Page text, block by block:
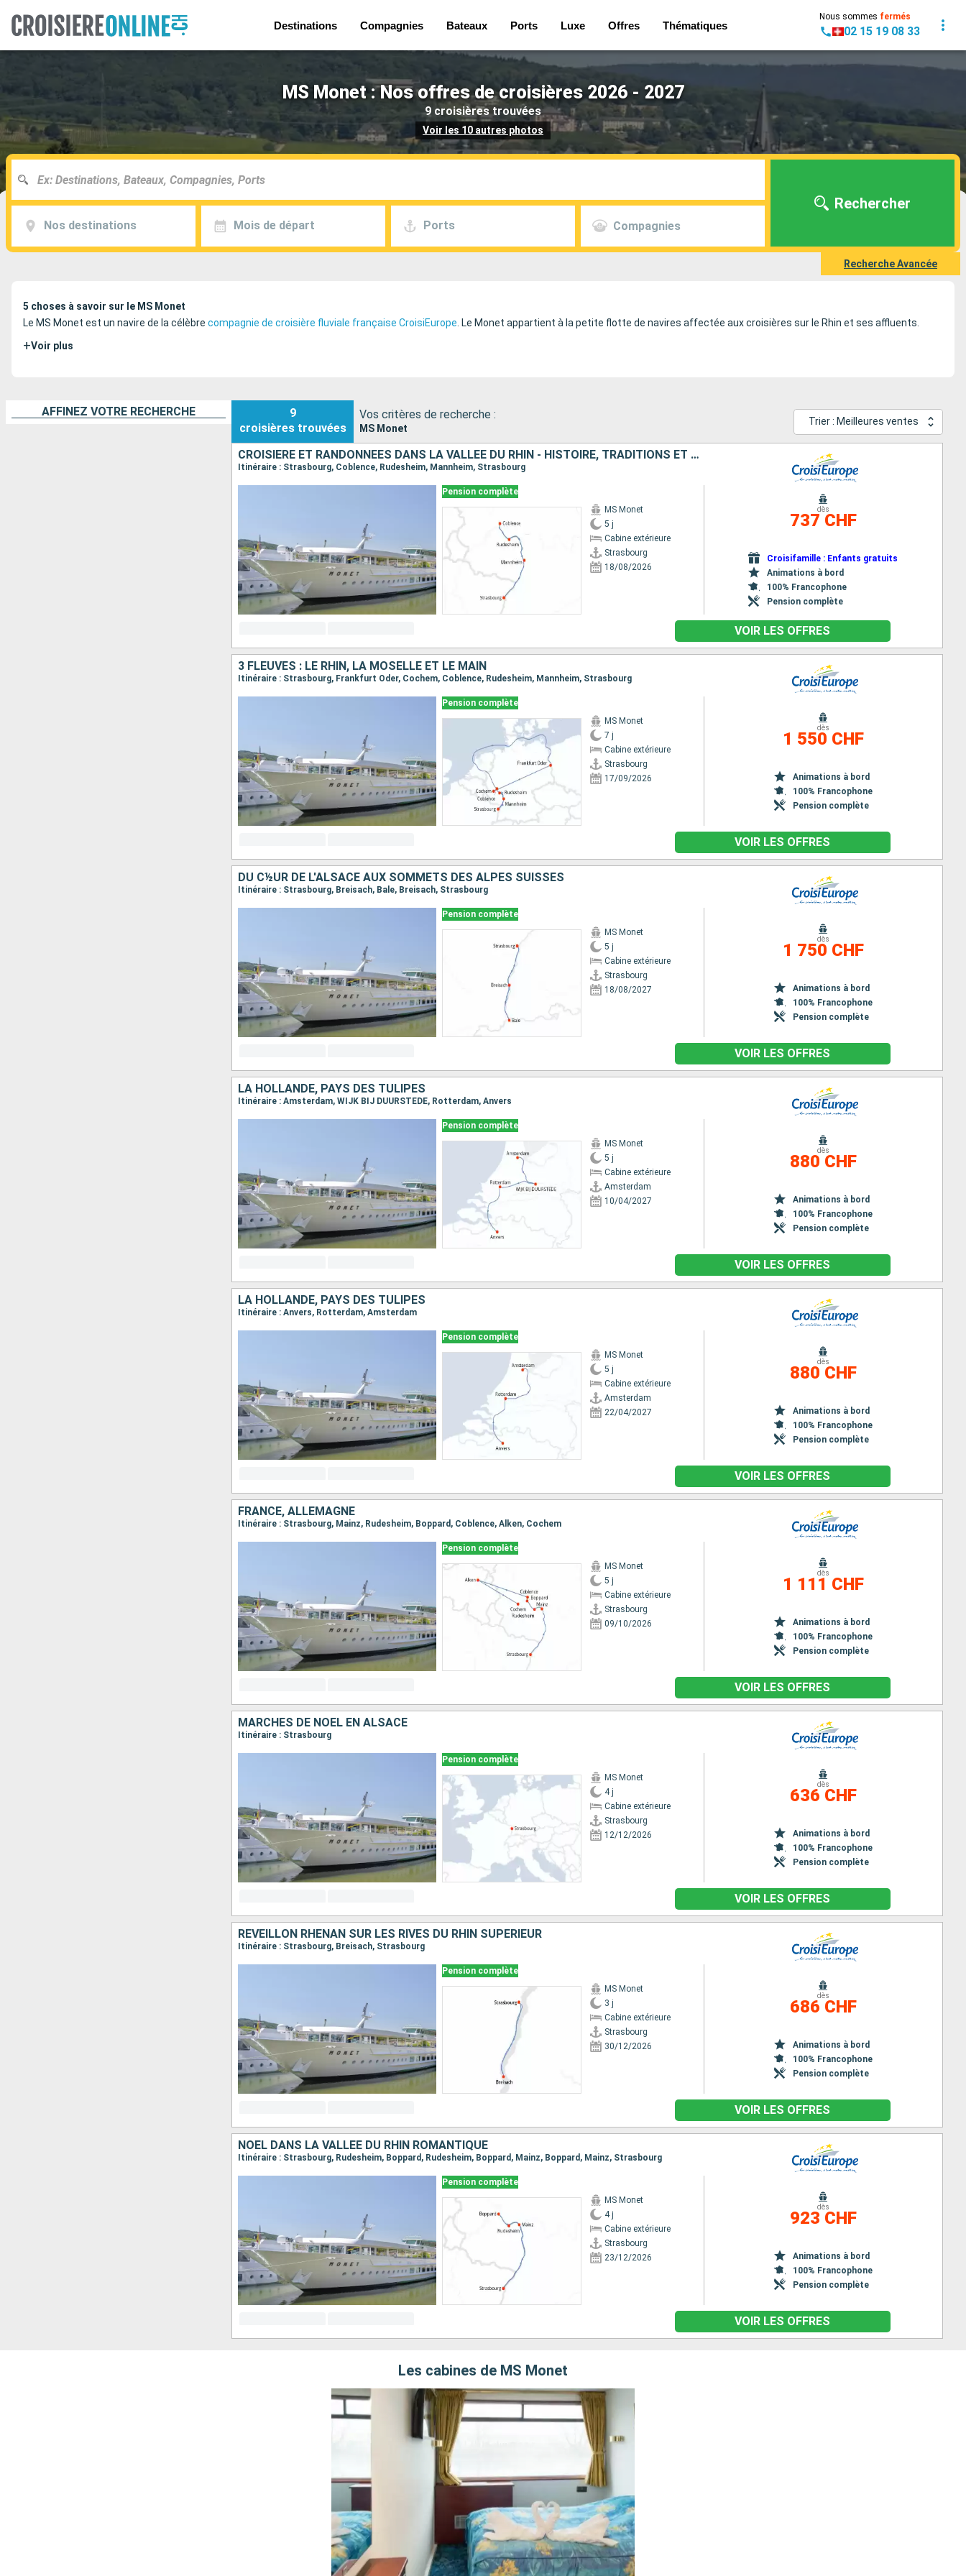
Destinations Compagnies Bateaux Ports Luxe Offres Thématiques
Nous sommes fermés
02 15 19 08 33
MS Monet : Nos offres de croisières 2026 - 2027
9 croisières trouvées
Voir les 10 autres photos
Nos destinations Mois de départ Ports Compagnies
Rechercher
Recherche Avancée
5 choses à savoir sur le MS Monet
Le MS Monet est un navire de la célèbre compagnie de croisière fluviale française CroisiEurope . Le Monet appartient à la petite flotte de navires affectée aux croisières sur le Rhin et ses affluents.
+Voir plus
AFFINEZ VOTRE RECHERCHE
9
croisières trouvées
Vos critères de recherche :
MS Monet
Trier : Meilleures ventes
CROISIÈRE ET RANDONNÉES DANS LA VALLÉE DU RHIN - HISTOIRE, TRADITIONS ET AMBIANCE RHÉNANE
Itinéraire : Strasbourg, Coblence, Rudesheim, Mannheim, Strasbourg
Pension complète
MS Monet
5 j
Cabine extérieure
Strasbourg
18/08/2026
dès
737 CHF
Croisifamille : Enfants gratuits
Animations à bord
100% Francophone
Pension complète
VOIR LES OFFRES
3 FLEUVES : LE RHIN, LA MOSELLE ET LE MAIN
Itinéraire : Strasbourg, Frankfurt Oder, Cochem, Coblence, Rudesheim, Mannheim, Strasbourg
Pension complète
MS Monet
7 j
Cabine extérieure
Strasbourg
17/09/2026
dès
1 550 CHF
Animations à bord
100% Francophone
Pension complète
VOIR LES OFFRES
DU C½UR DE L'ALSACE AUX SOMMETS DES ALPES SUISSES
Itinéraire : Strasbourg, Breisach, Bale, Breisach, Strasbourg
Pension complète
MS Monet
5 j
Cabine extérieure
Strasbourg
18/08/2027
dès
1 750 CHF
Animations à bord
100% Francophone
Pension complète
VOIR LES OFFRES
LA HOLLANDE, PAYS DES TULIPES
Itinéraire : Amsterdam, WIJK BIJ DUURSTEDE, Rotterdam, Anvers
Pension complète
MS Monet
5 j
Cabine extérieure
Amsterdam
10/04/2027
dès
880 CHF
Animations à bord
100% Francophone
Pension complète
VOIR LES OFFRES
LA HOLLANDE, PAYS DES TULIPES
Itinéraire : Anvers, Rotterdam, Amsterdam
Pension complète
MS Monet
5 j
Cabine extérieure
Amsterdam
22/04/2027
dès
880 CHF
Animations à bord
100% Francophone
Pension complète
VOIR LES OFFRES
FRANCE, ALLEMAGNE
Itinéraire : Strasbourg, Mainz, Rudesheim, Boppard, Coblence, Alken, Cochem
Pension complète
MS Monet
5 j
Cabine extérieure
Strasbourg
09/10/2026
dès
1 111 CHF
Animations à bord
100% Francophone
Pension complète
VOIR LES OFFRES
MARCHÉS DE NOËL EN ALSACE
Itinéraire : Strasbourg
Pension complète
MS Monet
4 j
Cabine extérieure
Strasbourg
12/12/2026
dès
636 CHF
Animations à bord
100% Francophone
Pension complète
VOIR LES OFFRES
RÉVEILLON RHÉNAN SUR LES RIVES DU RHIN SUPÉRIEUR
Itinéraire : Strasbourg, Breisach, Strasbourg
Pension complète
MS Monet
3 j
Cabine extérieure
Strasbourg
30/12/2026
dès
686 CHF
Animations à bord
100% Francophone
Pension complète
VOIR LES OFFRES
NOËL DANS LA VALLÉE DU RHIN ROMANTIQUE
Itinéraire : Strasbourg, Rudesheim, Boppard, Rudesheim, Boppard, Mainz, Boppard, Mainz, Strasbourg
Pension complète
MS Monet
4 j
Cabine extérieure
Strasbourg
23/12/2026
dès
923 CHF
Animations à bord
100% Francophone
Pension complète
VOIR LES OFFRES
Les cabines de MS Monet